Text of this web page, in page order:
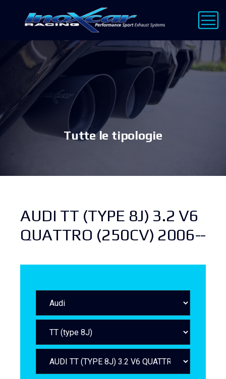
Tutte le tipologie
AUDI TT (TYPE 8J) 3.2 V6
QUATTRO (250CV) 2006--